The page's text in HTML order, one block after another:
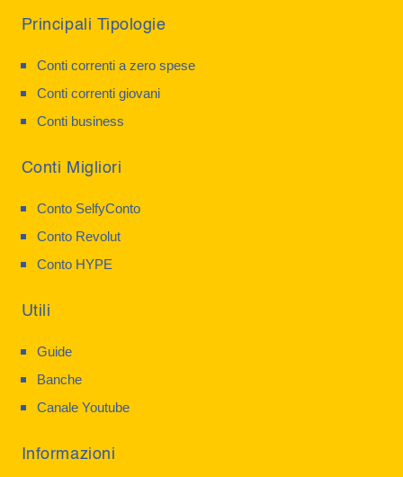
Principali Tipologie
Conti correnti a zero spese
Conti correnti giovani
Conti business
Conti Migliori
Conto SelfyConto
Conto Revolut
Conto HYPE
Utili
Guide
Banche
Canale Youtube
Informazioni